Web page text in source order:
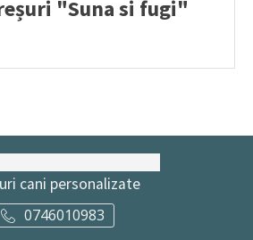
"Suna si fugi"
cani personalizate
0746010983